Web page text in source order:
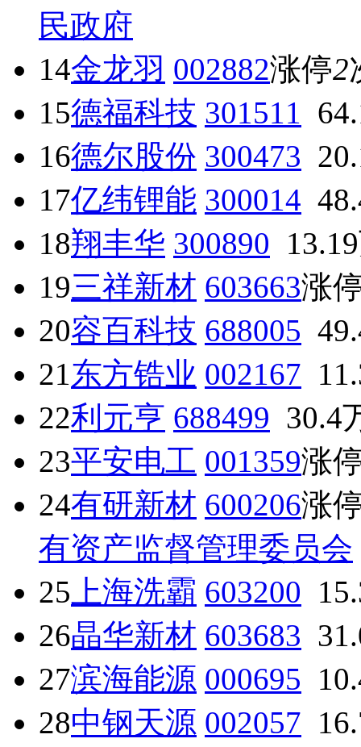
民政府
14金龙羽 002882涨停2
15德福科技 301511
16德尔股份 300473
17亿纬锂能 300014
18翔丰华 300890
19三祥新材 603663涨
20容百科技 688005
21东方锆业 002167
22利元亨 688499 30.4
23平安电工 001359涨
24有研新材 600206涨
有资产监督管理委员会
25 上海洗霸 603200
26晶华新材 603683
27滨海能源 000695
28中钢天源 002057